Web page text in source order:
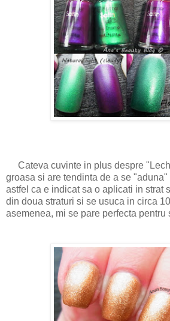
Cateva cuvinte in plus despre
groasa si are tendinta de a se
astfel ca e indicat sa o aplicati in strat
din doua straturi si se usuca in circa
asemenea, mi se pare perfecta pentru